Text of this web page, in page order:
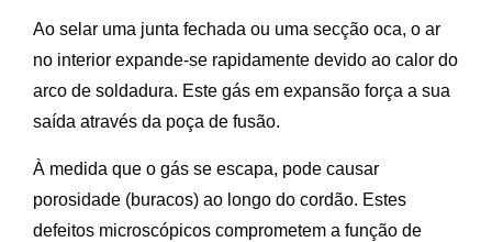
Ao selar uma junta fechada ou uma secção oca, o ar
no interior expande-se rapidamente devido ao calor do
arco de soldadura. Este gás em expansão força a sua
saída através da poça de fusão.
À medida que o gás se escapa, pode causar
porosidade (buracos) ao longo do cordão. Estes
defeitos microscópicos comprometem a função de